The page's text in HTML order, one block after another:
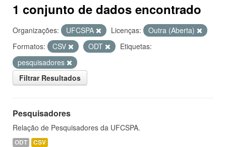
1 conjunto de dados encontrado
Organizações: UFCSPA Licenças:
Outra (Aberta)
Formatos:
CSV ODT
Etiquetas:
pesquisadores
Filtrar Resultados
Pesquisadores
Relação de Pesquisadores da UFCSPA.
ODT CSV